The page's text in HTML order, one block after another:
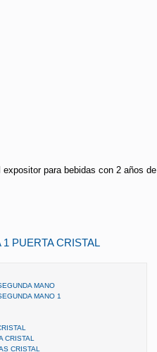
para bebidas con 2 años de
PUERTA CRISTAL
MANO
MANO 1
CRISTAL
CRISTAL